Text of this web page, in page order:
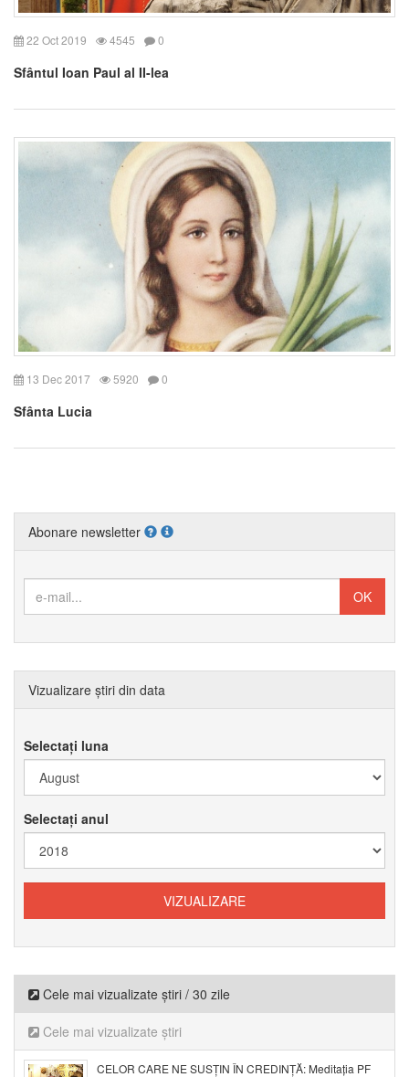
22 Oct 2019 4545 0
Sfântul Ioan Paul al II-lea
13 Dec 2017 5920 0
Sfânta Lucia
Abonare newsletter
Vizualizare știri din data
Selectați luna
Selectați anul
Cele mai vizualizate știri / 30 zile
Cele mai vizualizate știri
CELOR CARE NE SUSȚIN ÎN CREDINȚĂ: Meditația PF